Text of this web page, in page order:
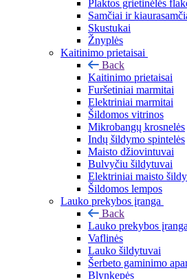
Plaktos grietinėlės
Samčiai ir
Skustukai
Žnyplės
Kaitinimo prietaisai
Back
Kaitinimo prietaisai
Furšetiniai marmitai
Elektriniai marmitai
Šildomos vitrinos
Mikrobangų krosnelės
Indų šildymo spintelės
Maisto džiovintuvai
Bulvyčiu šildytuvai
Elektriniai maisto
Šildomos lempos
Lauko prekybos įranga
Back
Lauko prekybos įranga
Vaflinės
Lauko šildytuvai
Šerbeto gaminimo
Blynkepės